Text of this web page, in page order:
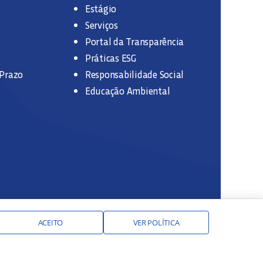
Estágio
Serviços
Portal da Transparência
Práticas ESG
Responsabilidade Social
Educação Ambiental
ACEITO VER POLÍTICA